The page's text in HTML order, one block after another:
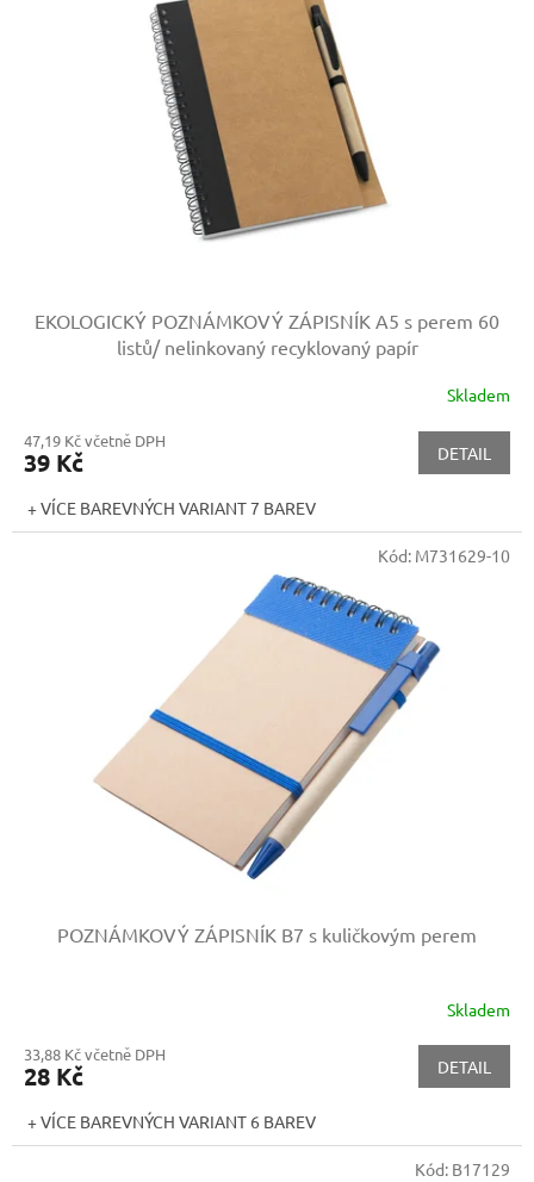
EKOLOGICKÝ POZNÁMKOVÝ ZÁPISNÍK A5 s perem 60
listů/ nelinkovaný recyklovaný papír
Skladem
47,19 Kč včetně DPH
39 Kč DETAIL
+ VÍCE BAREVNÝCH VARIANT 7 BAREV
POZNÁMKOVÝ ZÁPISNÍK B7 s kuličkovým perem
Skladem
33,88 Kč včetně DPH
28 Kč DETAIL
+ VÍCE BAREVNÝCH VARIANT 6 BAREV
Kód: M731629-10
Kód: B17129